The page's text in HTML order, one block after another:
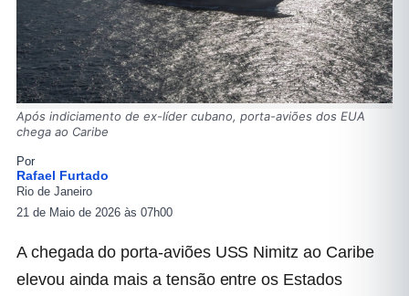
Após indiciamento de ex-líder cubano, porta-aviões dos EUA
chega ao Caribe
Por
Rafael Furtado
Rio de Janeiro
21 de Maio de 2026 às 07h00
A chegada do porta-aviões USS Nimitz ao Caribe
elevou ainda mais a tensão entre os Estados